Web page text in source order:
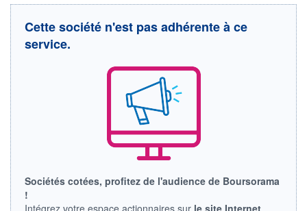
Politique d'exécution
Cotation sur les autres places
17h45 19h52
INDICE DE RÉFÉRENCE
NASDAQ Composite
Cette société n'est pas adhérente à ce
service.
Sociétés cotées, profitez de l'audience de Boursorama
!
Intégrez votre espace actionnaires sur le site Internet